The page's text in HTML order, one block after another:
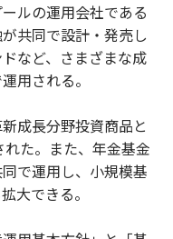
ルの運用会社である
共同で設計・発売し
など、さまざまな成
用される。
成長分野投資商品と
た。また、年金基金
で運用し、小規模基
大できる。